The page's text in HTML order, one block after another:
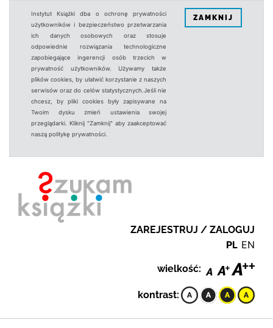
Instytut Książki dba o ochronę prywatności
użytkowników i bezpieczeństwo przetwarzania
ich danych osobowych oraz stosuje
odpowiednie rozwiązania technologiczne
zapobiegające ingerencji osób trzecich w
prywatność użytkowników. Używamy także
plików cookies, by ułatwić korzystanie z naszych
serwisów oraz do celów statystycznych.Jeśli nie
chcesz, by pliki cookies były zapisywane na
Twoim dysku zmień ustawienia swojej
przeglądarki. Kliknij "Zamknij" aby zaakceptować
naszą politykę prywatności.
ZAMKNIJ
ZAREJESTRUJ / ZALOGUJ
PL EN
wielkość:
kontrast: